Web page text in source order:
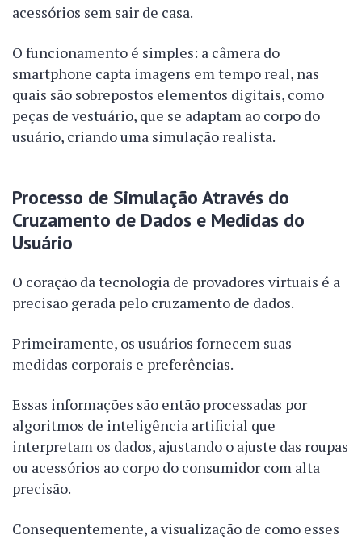
acessórios sem sair de casa.
O funcionamento é simples: a câmera do
smartphone capta imagens em tempo real, nas
quais são sobrepostos elementos digitais, como
peças de vestuário, que se adaptam ao corpo do
usuário, criando uma simulação realista.
Processo de Simulação Através do
Cruzamento de Dados e Medidas do
Usuário
O coração da tecnologia de provadores virtuais é a
precisão gerada pelo cruzamento de dados.
Primeiramente, os usuários fornecem suas
medidas corporais e preferências.
Essas informações são então processadas por
algoritmos de inteligência artificial que
interpretam os dados, ajustando o ajuste das roupas
ou acessórios ao corpo do consumidor com alta
precisão.
Consequentemente, a visualização de como esses